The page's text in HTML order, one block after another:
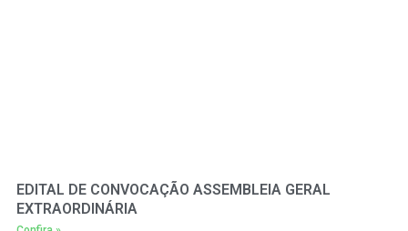
EDITAL DE CONVOCAÇÃO ASSEMBLEIA GERAL
EXTRAORDINÁRIA